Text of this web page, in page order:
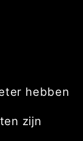
hebben
zijn